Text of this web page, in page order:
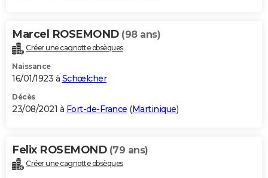
Marcel ROSEMOND (98 ans)
Créer une cagnotte obsèques
Naissance
16/01/1923 à Schœlcher
Décès
23/08/2021 à Fort-de-France (Martinique)
Felix ROSEMOND (79 ans)
Créer une cagnotte obsèques